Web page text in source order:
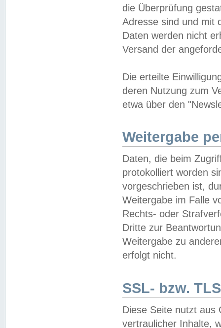
die Überprüfung
Adresse sind und mit
Daten werden nicht
Versand der
Die erteilte
deren Nutzung zum
etwa über den
Weitergabe
Daten, die beim
protokolliert worden
vorgeschrieben ist,
Weitergabe im Falle
Rechts- oder
Dritte zur
Weitergabe zu
erfolgt nicht.
SSL- bzw.
Diese Seite nutzt aus
vertraulicher Inhalte,